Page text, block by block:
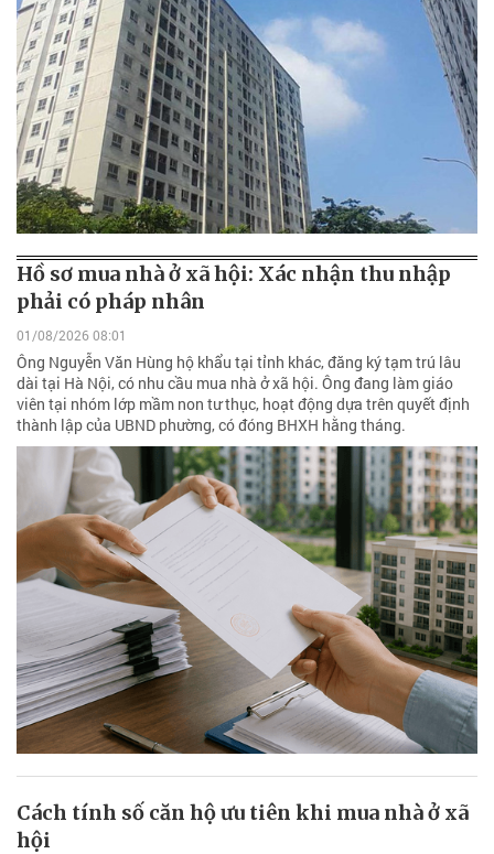
Hồ sơ mua nhà ở xã hội: Xác nhận thu nhập
phải có pháp nhân
01/08/2026 08:01
Ông Nguyễn Văn Hùng hộ khẩu tại tỉnh khác, đăng ký tạm trú lâu
dài tại Hà Nội, có nhu cầu mua nhà ở xã hội. Ông đang làm giáo
viên tại nhóm lớp mầm non tư thục, hoạt động dựa trên quyết định
thành lập của UBND phường, có đóng BHXH hằng tháng.
Cách tính số căn hộ ưu tiên khi mua nhà ở xã
hội